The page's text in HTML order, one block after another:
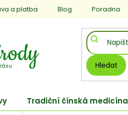
a platba Blog Poradna
Hledat
Tradiční čínská medicína